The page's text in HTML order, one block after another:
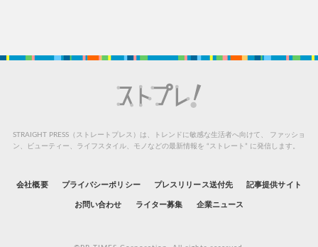
STRAIGHT PRESS（ストレートプレス）は、トレンドに敏感な生活者へ向けて、
ファッショ
ン、ビューティー、ライフスタイル、モノなどの最新情報を “ストレート” に発信します。
会社概要 プライバシーポリシー プレスリリース送付先 記事提供サイト
お問い合わせ ライター募集 企業ニュース